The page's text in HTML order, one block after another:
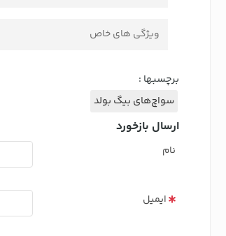
ویژگی های خاص
برچسبها :
سواچ‌های بیگ بولد
ارسال بازخورد
نام
ایمیل